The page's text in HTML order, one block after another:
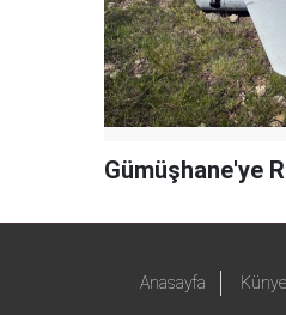
Gümüşhane'ye
Anasayfa Künye